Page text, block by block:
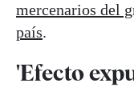
mercenarios del
país.
'Efecto